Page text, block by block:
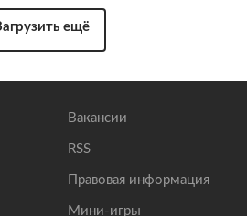
ещё
Вакансии
RSS
Правовая информация
Мини-игры